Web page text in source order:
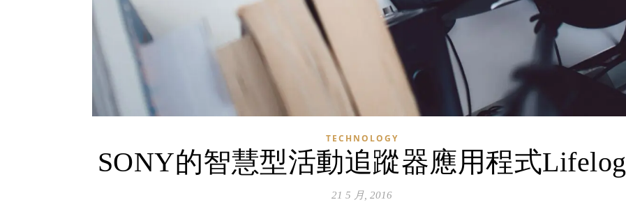
TECHNOLOGY
SONY的智慧型活動追蹤器應用程式Lifelog
21 5 月, 2016